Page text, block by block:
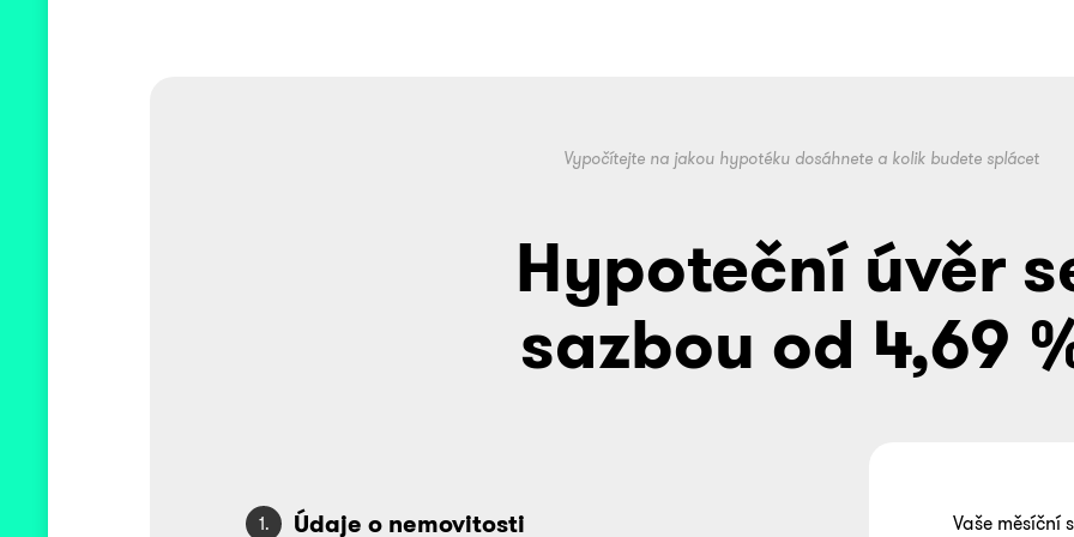
Vypočítejte na jakou hypotéku dosáhnete a kolik budete splácet
Hypoteční úvěr
sazbou od 4,69
1. Údaje o nemovitosti Vaše měsíční